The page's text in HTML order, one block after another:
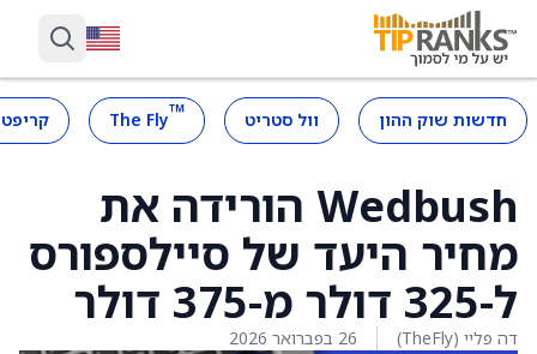
חדשות שוק ההון וול סטריט ™
The Fly
Wedbush הורידה את
מחיר היעד של סיילספורס
ל-325 דולר מ-375 דולר
דה פליי (TheFly) 26 בפברואר 2026